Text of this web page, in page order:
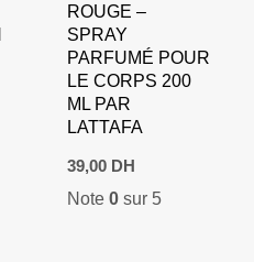
ROUGE –
SPRAY
PARFUMÉ POUR
LE CORPS 200
ML PAR
LATTAFA
39,00 DH
Note0 sur 5